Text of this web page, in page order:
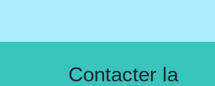
Contacter la